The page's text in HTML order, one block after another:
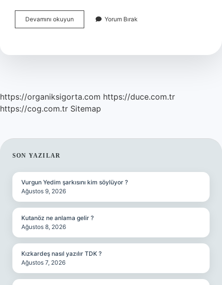
Devamını okuyun
Dağı
Adıyaman
Yorum Bırak
https://organiksigorta.com https://duce.com.tr
https://cog.com.tr Sitemap
SIDEBAR
SON YAZILAR
Vurgun Yedim şarkısını kim söylüyor ?
Ağustos 9, 2026
Kutanöz ne anlama gelir ?
Ağustos 8, 2026
Kızkardeş nasıl yazılır TDK ?
Ağustos 7, 2026